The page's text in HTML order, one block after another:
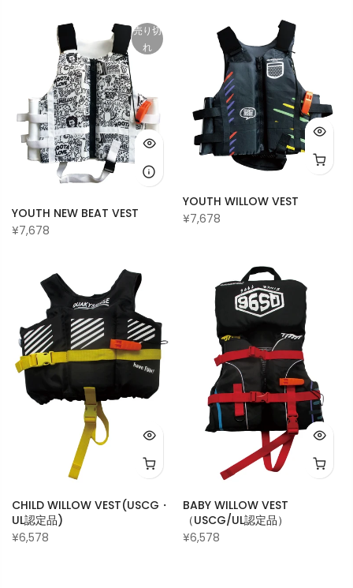
売り切
れ
YOUTH NEW BEAT VEST
¥7,678
YOUTH WILLOW VEST
¥7,678
CHILD WILLOW VEST(USCG・
UL認定品)
¥6,578
BABY WILLOW VEST
（USCG/UL認定品）
¥6,578